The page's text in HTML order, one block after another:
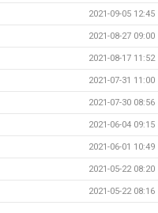
2021-09-05 12:45
2021-08-27 09:00
2021-08-17 11:52
2021-07-31 11:00
2021-07-30 08:56
2021-06-04 09:15
2021-06-01 10:49
2021-05-22 08:20
2021-05-22 08:16